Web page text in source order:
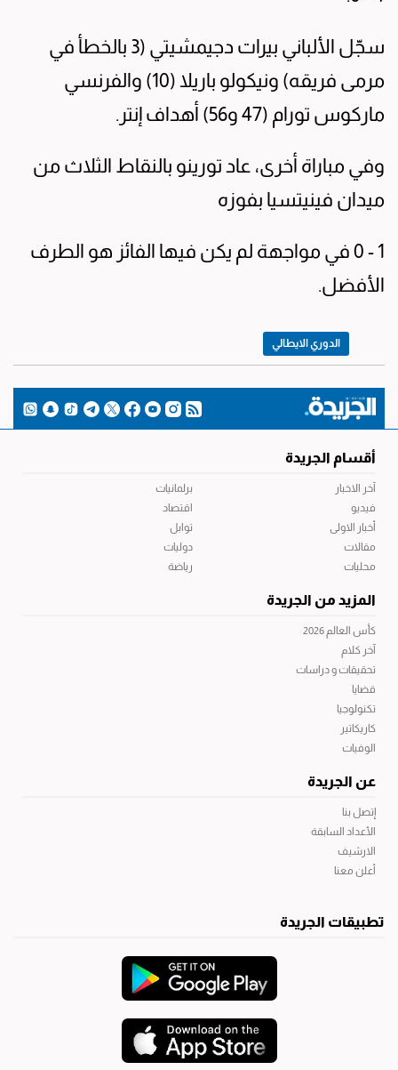
سجّل الألباني بيرات دجيمشيتي (3 بالخطأ في
مرمى فريقه) ونيكولو باريلا (10) والفرنسي
ماركوس تورام (47 و56) أهداف إنتر.
وفي مباراة أخرى، عاد تورينو بالنقاط الثلاث من
ميدان فينيتسيا بفوزه
1 - 0 في مواجهة لم يكن فيها الفائز هو الطرف
الأفضل.
الدوري الايطالي
أقسام الجريدة
آخر الاخبار
فيديو
أخبار الاولى
مقالات
محليات
برلمانيات
اقتصاد
توابل
دوليات
رياضة
المزيد من الجريدة
كأس العالم 2026
آخر كلام
تحقيقات و دراسات
قضايا
تكنولوجيا
كاريكاتير
الوفيات
عن الجريدة
إتصل بنا
الأعداد السابقة
الارشيف
أعلن معنا
تطبيقات الجريدة